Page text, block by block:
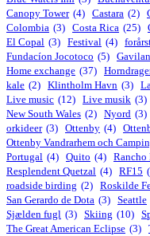
Canopy Tower (4) Castara (2)
Colombia (3) Costa Rica (25)
El Copal (3) Festival (4)
Fundacíon Jocotoco (5)
Home exchange (37)
kale (2) Klintholm Havn (3)
Live music (12) Live musik (3)
New South Wales (2) Nyord (3)
orkideer (3) Ottenby (4)
Ottenby Vandrarhem och
Portugal (4) Quito (4) Rancho
Resplendent Quetzal (4) RF15
roadside birding (2) Roskilde
San Gerardo de Dota (3) Seattle
Sjælden fugl (3) Skiing (10)
The Great American Eclipse (3)